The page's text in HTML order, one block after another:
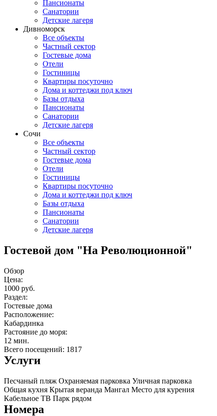
Пансионаты
Санатории
Детские лагеря
Дивноморск
Все объекты
Частный сектор
Гостевые дома
Отели
Гостиницы
Квартиры посуточно
Дома и коттеджи под ключ
Базы отдыха
Пансионаты
Санатории
Детские лагеря
Сочи
Все объекты
Частный сектор
Гостевые дома
Отели
Гостиницы
Квартиры посуточно
Дома и коттеджи под ключ
Базы отдыха
Пансионаты
Санатории
Детские лагеря
Гостевой дом "На Революционной"
Обзор
Цена:
1000 руб.
Раздел:
Гостевые дома
Расположение:
Кабардинка
Растояние до моря:
12 мин.
Всего посещений: 1817
Услуги
Песчаный пляж Охраняемая парковка Уличная парковка
Общая кухня Крытая веранда Мангал Место для курения
Кабельное ТВ Парк рядом
Номера